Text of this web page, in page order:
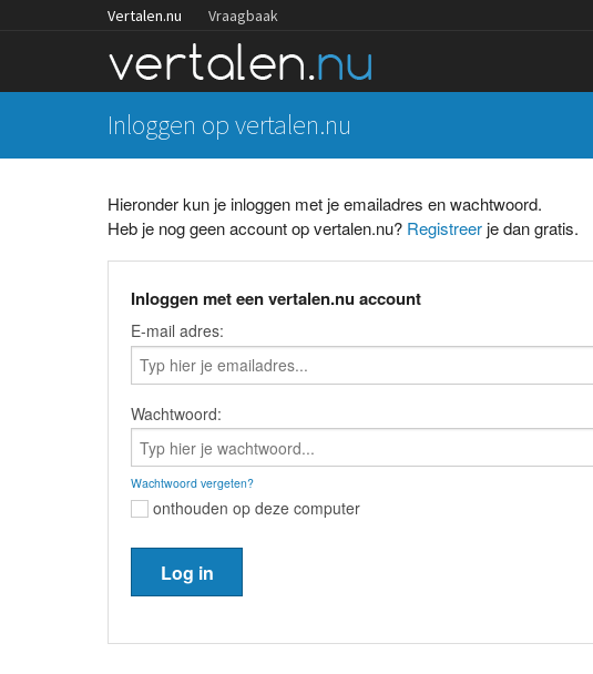
Vertalen.nu Vraagbaak
Inloggen op vertalen.nu
Hieronder kun je inloggen met je emailadres en wachtwoord.
Heb je nog geen account op vertalen.nu? Registreerje dan gratis.
Inloggen met een vertalen.nu account
E-mail adres:
Wachtwoord:
Wachtwoord vergeten?
onthouden op deze computer